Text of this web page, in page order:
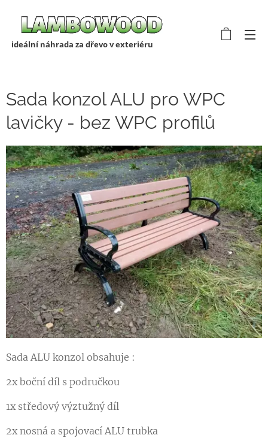
ideální náhrada za dřevo v exteriéru
Sada konzol ALU pro WPC
lavičky - bez WPC profilů
Sada ALU konzol obsahuje :
2x boční díl s područkou
1x středový výztužný díl
2x nosná a spojovací ALU trubka